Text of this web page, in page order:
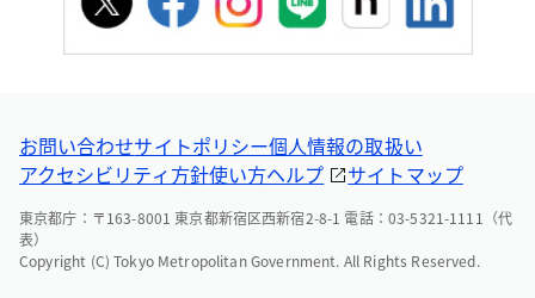
お問い合わせサイトポリシー個人情報の取扱い
アクセシビリティ方針使い方ヘルプ サイトマップ
東京都庁：〒163-8001 東京都新宿区西新宿2-8-1 電話：03-5321-1111（代
表）
Copyright (C) Tokyo Metropolitan Government. All Rights Reserved.